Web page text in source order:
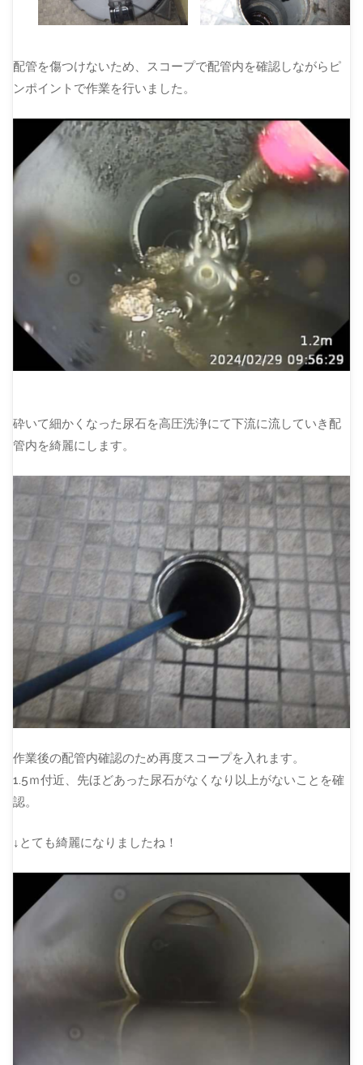
配管を傷つけないため、スコープで配管内を確認しながらピ
ンポイントで作業を行いました。
砕いて細かくなった尿石を高圧洗浄にて下流に流していき配
管内を綺麗にします。
作業後の配管内確認のため再度スコープを入れます。
1.5ｍ付近、先ほどあった尿石がなくなり以上がないことを確
認。
↓とても綺麗になりましたね！